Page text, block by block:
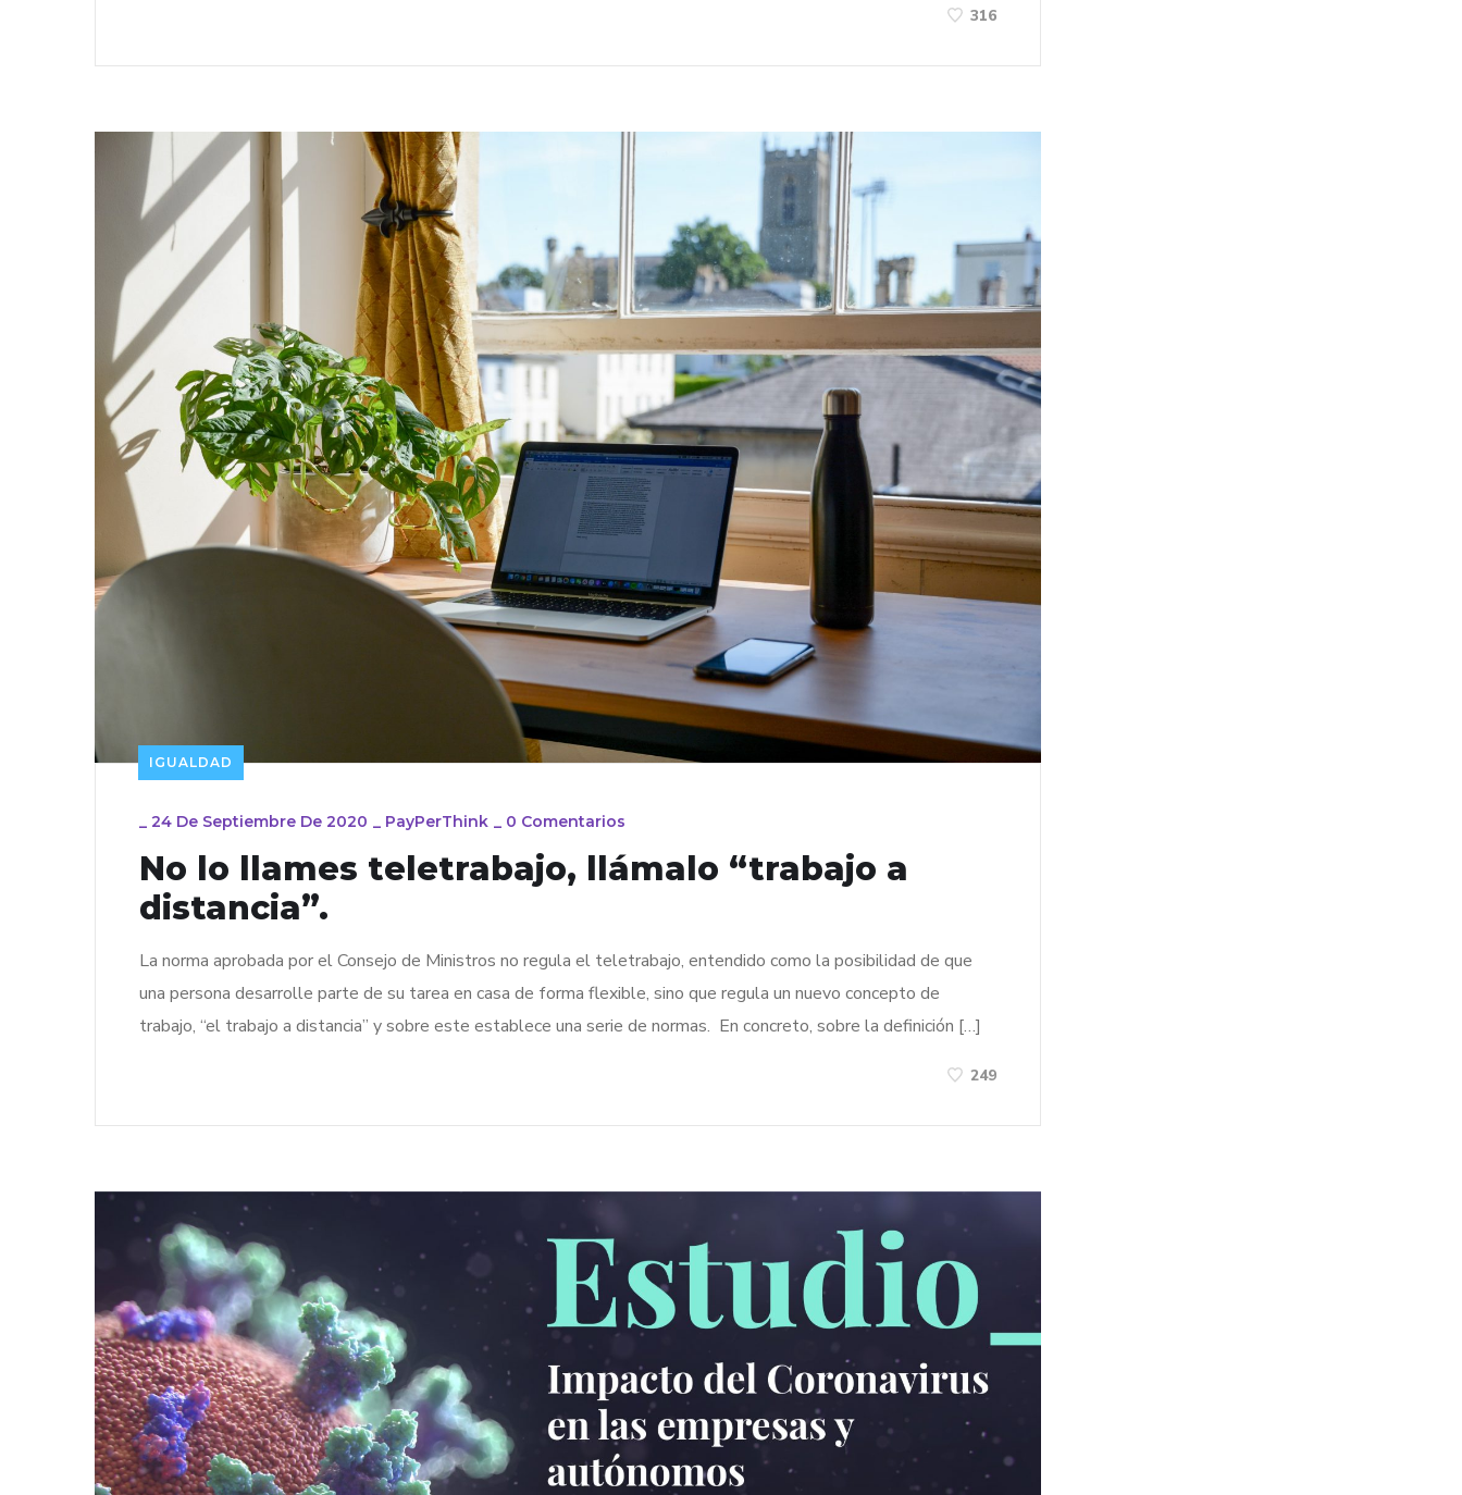
316
IGUALDAD
24 De Septiembre De 2020 PayPerThink 0 Comentarios
No lo llames teletrabajo, llámalo “trabajo a
distancia”.
La norma aprobada por el Consejo de Ministros no regula el teletrabajo, entendido como la posibilidad de que
una persona desarrolle parte de su tarea en casa de forma flexible, sino que regula un nuevo concepto de
trabajo, “el trabajo a distancia” y sobre este establece una serie de normas. En concreto, sobre la definición […]
249